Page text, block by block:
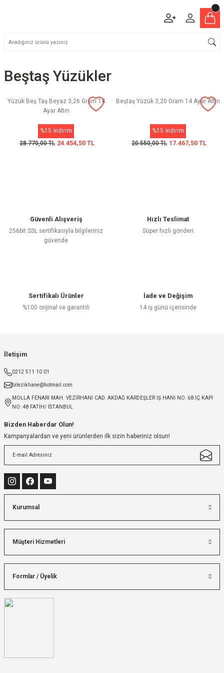
Beştaş Yüzükler
Yüzük Beş Taş Beyaz 3,26 Gram 14
Ayar Altın
%15 İndirim
28.770,00 TL 24.454,50 TL
Beştaş Yüzük 3,20 Gram 14 Ayar Altın
%15 İndirim
20.550,00 TL 17.467,50 TL
Güvenli Alışveriş
256bit SSL sertifikasıyla bilgileriniz
güvende
Hızlı Teslimat
Süper hızlı gönderi
Sertifikalı Ürünler
%100 orijinal ve garantili
İade ve Değişim
14 iş günü içerisinde
İletişim
0212 511 10 01
bilezikhane@hotmail.com
MOLLA FENARİ MAH. VEZİRHANI CAD. AKDAĞ KARDEŞLER IŞ HANI NO: 68 İÇ KAPI
NO: 48 FATİH/ İSTANBUL
Bizden Haberdar Olun!
Kampanyalardan ve yeni ürünlerden ilk sizin haberiniz olsun!
Kurumsal
Müşteri Hizmetleri
Formlar / Üyelik